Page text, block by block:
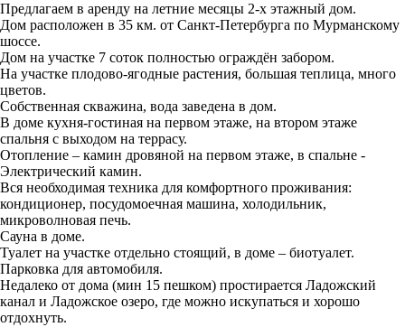
Прeдлaгаем в aрeнду на летние месяцы 2-x этaжный дом.
Дом расположен в 35 км. от Санкт-Петербурга по Мурманскому
шоссе.
Дом на участке 7 соток полностью ограждён забором.
На участке плодово-ягодные растения, большая теплица, много
цветов.
Собственная скважина, вода заведена в дом.
В доме кухня-гостиная на первом этаже, на втором этаже
спальня с выходом на террасу.
Отопление – камин дровяной на первом этаже, в спальне -
Электрический камин.
Вся необходимая техника для комфортного проживания:
кондиционер, посудомоечная машина, холодильник,
микроволновая печь.
Сауна в доме.
Туалет на участке отдельно стоящий, в доме – биотуалет.
Парковка для автомобиля.
Недалеко от дома (мин 15 пешком) простирается Ладожский
канал и Ладожское озеро, где можно искупаться и хорошо
отдохнуть.